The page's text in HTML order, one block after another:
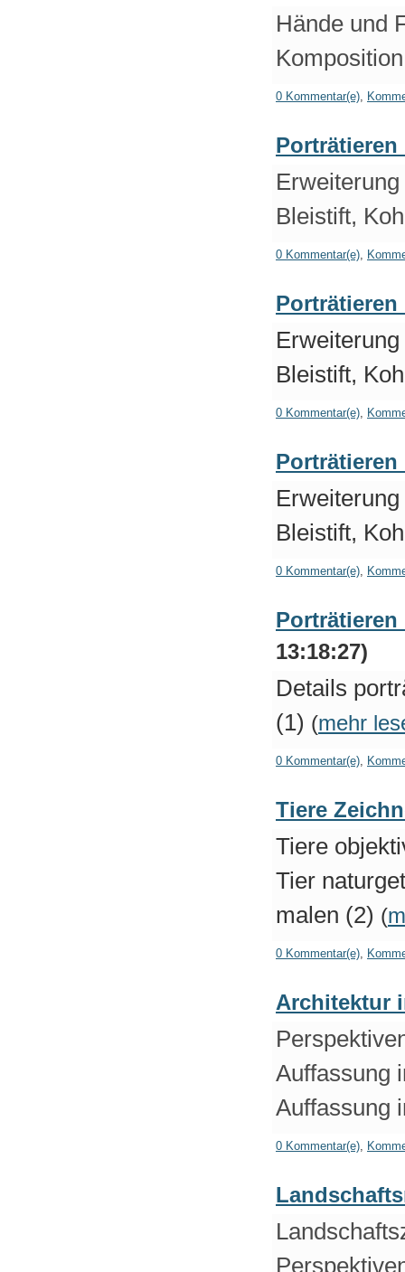
Hände und
0 Kommentar(e)
Bleistift,
0 Kommentar(e)
Bleistift,
0 Kommentar(e)
Bleistift,
0 Kommentar(e)
13:18:27)
Details
(1) (mehr
0 Kommentar(e)
Tiere
Tiere
Tier
malen (2) (
0 Kommentar(e)
Architektur
Auffassung
Auffassung
0 Kommentar(e)